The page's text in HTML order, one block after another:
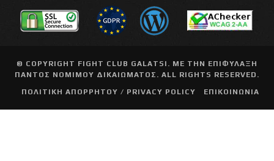
© COPYRIGHT FIGHT CLUB GALATSI . ΜΕ ΤΗΝ ΕΠΙΦΥΛΑΞΗ
ΠΑΝΤΟΣ ΝΟΜΙΜΟΥ ΔΙΚΑΙΩΜΑΤΟΣ. ALL RIGHTS RESERVED.
ΠΟΛΙΤΙΚΗ ΑΠΟΡΡΗΤΟΥ / PRIVACY POLICY
ΕΠΙΚΟΙΝΩΝΙΑ